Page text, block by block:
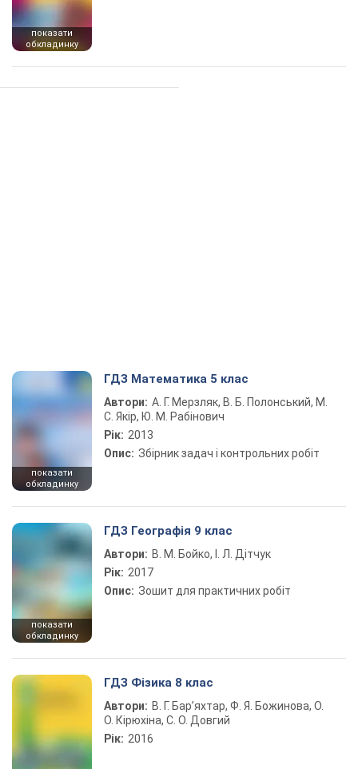
показати
обкладинку
показати
обкладинку
ГДЗ Математика 5 клас
Автори: А. Г. Мерзляк, В. Б. Полонський, М.
С. Якір, Ю. М. Рабінович
Рік: 2013
Опис: Збірник задач і контрольних робіт
показати
обкладинку
ГДЗ Географія 9 клас
Автори: В. М. Бойко, І. Л. Дітчук
Рік: 2017
Опис: Зошит для практичних робіт
ГДЗ Фізика 8 клас
Автори: В. Г. Бар’яхтар, Ф. Я. Божинова, О.
О. Кірюхіна, С. О. Довгий
Рік: 2016